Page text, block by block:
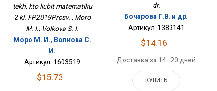
tekh, kto liubit matematiku
2 kl. FP2019Prosv. , Moro
M. I., Volkova S. I.
Моро М. И., Волкова С.
И.
Артикул: 1603519
$15.73
dr.
Бочарова Г.В. и др.
Артикул: 1389141
$14.16
Доставка за 14–20 дней
КУПИТЬ